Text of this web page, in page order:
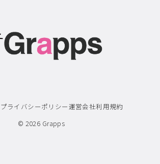
プライバシーポリシー運営会社利用規約
© 2026 Grapps